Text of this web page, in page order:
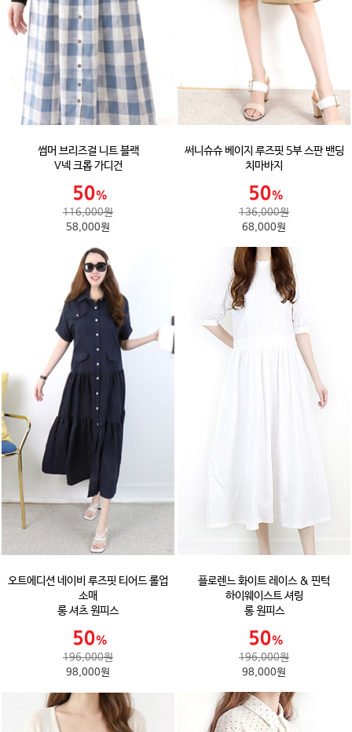
썸머 브리즈걸 니트 블랙
V넥 크롭 가디건
116,000원
58,000원
써니슈슈 베이지 루즈핏 5부 스판 밴딩
치마바지
136,000원
68,000원
오트에디션 네이비 루즈핏 티어드 롤업
소매
롱 셔츠 원피스
196,000원
98,000원
플로렌느 화이트 레이스 & 핀턱
하이웨이스트 셔링
롱 원피스
196,000원
98,000원